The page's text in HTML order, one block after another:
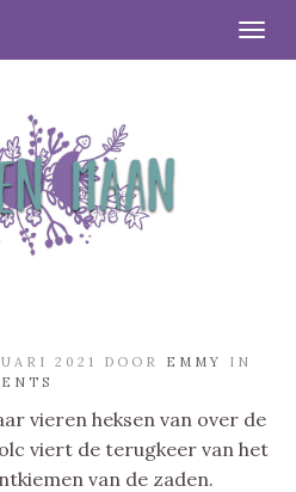
2021 DOOR EMMY
IN
vieren heksen van over de
viert de terugkeer van het
van de zaden.